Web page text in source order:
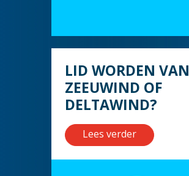
LID WORDEN VAN
ZEEUWIND OF
DELTAWIND?
Lees verder